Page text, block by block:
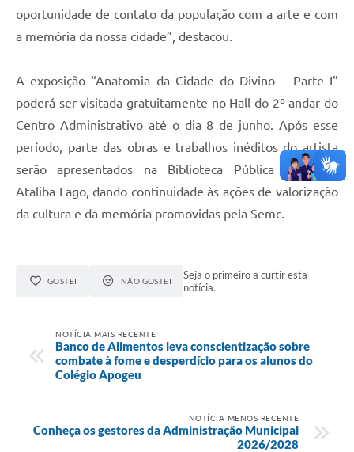
oportunidade de contato da população com a arte e com
a memória da nossa cidade”, destacou.
A exposição “Anatomia da Cidade do Divino – Parte I”
poderá ser visitada gratuitamente no Hall do 2º andar do
Centro Administrativo até o dia 8 de junho. Após esse
período, parte das obras e trabalhos inéditos do artista
serão apresentados na Biblioteca Pública Municipal
Ataliba Lago, dando continuidade às ações de valorização
da cultura e da memória promovidas pela Semc.
GOSTEI NÃO GOSTEI
Seja o primeiro a curtir esta
notícia.
NOTÍCIA MAIS RECENTE
Banco de Alimentos leva conscientização sobre
combate à fome e desperdício para os alunos do
Colégio Apogeu
NOTÍCIA MENOS RECENTE
Conheça os gestores da Administração Municipal
2026/2028